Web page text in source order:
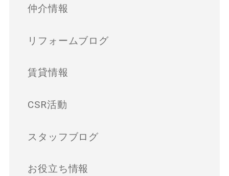
仲介情報
リフォームブログ
賃貸情報
CSR活動
スタッフブログ
お役立ち情報